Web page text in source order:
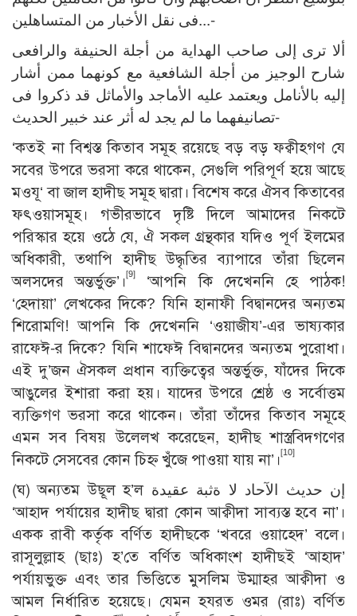
فى نقل الأخبار من المتساهلين...-
ألا ترى إلى صاحب الهداية من أجلة الحنيفة والرافعى
شارح الوجيز من أجلة الشافعية مع كونهما ممن أشار
إليه بالأنامل ويعتمد عليه الأماجد والأماثل قد ذكروا فى
تصانيفهما ما لم يجد له أثر عند خبير الحديث-
‘কতই না বিশ্বস্ত কিতাব সমূহ রয়েছে বড় বড় ফক্বীহগণ যে
সবের উপরে ভরসা করে থাকেন, সেগুলি পরিপূর্ণ হয়ে আছে
মওযূ‘ বা জাল হাদীছ সমূহ দ্বারা। বিশেষ করে ঐসব কিতাবের
ফৎওয়াসমূহ। গভীরভাবে দৃষ্টি দিলে আমাদের নিকটে
পরিস্কার হয়ে ওঠে যে, ঐ সকল গ্রন্থকার যদিও পূর্ণ ইলমের
অধিকারী, তথাপি হাদীছ উদ্ধৃতির ব্যাপারে তাঁরা ছিলেন
অলসদের অন্তর্ভুক্ত’।[9]
‘আপনি কি দেখেননি হে পাঠক!
‘হেদায়া’ লেখকের দিকে? যিনি হানাফী বিদ্বানদের অন্যতম
শিরোমণি! আপনি কি দেখেননি ‘ওয়াজীয’-এর ভাষ্যকার
রাফেঈ-র দিকে? যিনি শাফেঈ বিদ্বানদের অন্যতম পুরোধা।
এই দু’জন ঐসকল প্রধান ব্যক্তিত্বের অন্তর্ভুক্ত, যাঁদের দিকে
আঙুলের ইশারা করা হয়। যাদের উপরে শ্রেষ্ঠ ও সর্বোত্তম
ব্যক্তিগণ ভরসা করে থাকেন। তাঁরা তাঁদের কিতাব সমূহে
এমন সব বিষয় উলেলখ করেছেন, হাদীছ শাস্ত্রবিদগণের
নিকটে সেসবের কোন চিহ্ন খুঁজে পাওয়া যায় না’।[10]
(ঘ) অন্যতম উছূল হ’ল إن حديث الآحاد لا ةثبة عقيدة
‘আহাদ পর্যায়ের হাদীছ দ্বারা কোন আক্বীদা সাব্যস্ত হবে না’।
একক রাবী কর্তৃক বর্ণিত হাদীছকে ‘খবরে ওয়াহেদ’ বলে।
রাসূলুল্লাহ (ছাঃ) হ’তে বর্ণিত অধিকাংশ হাদীছই ‘আহাদ’
পর্যায়ভুক্ত এবং তার ভিত্তিতে মুসলিম উম্মাহর আক্বীদা ও
আমল নির্ধারিত হয়েছে। যেমন হযরত ওমর (রাঃ) বর্ণিত